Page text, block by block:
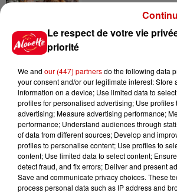
de la...
Destination
vous !
Le respect de votre vie
priorité
We and our (447) partnersdo the following data
your consent and/or our legitimate interest: Store
information on a device; Use limited data to
profiles for personalised advertising; Use profiles
advertising; Measure advertising performance;
performance; Understand audiences through
of data from different sources; Develop and
profiles to personalise content; Use profiles to
content; Use limited data to select content;
detect fraud, and fix errors; Deliver and present
Save and communicate privacy choices. These
process personal data such as IP address and